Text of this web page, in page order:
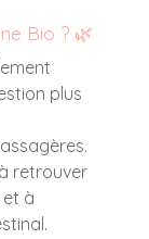
Bio ? 🌿
plus
retrouver
à